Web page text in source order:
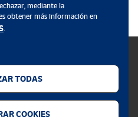
mediante la
obtener más información en
.
TODAS
COOKIES